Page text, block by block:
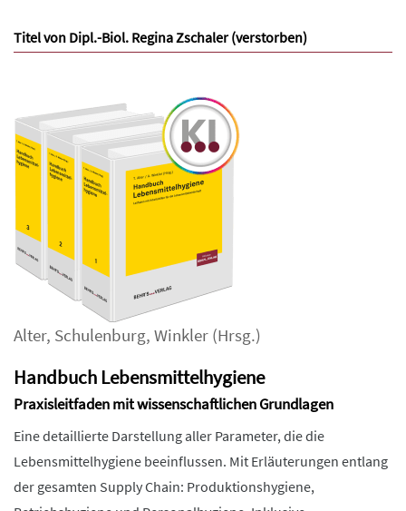
Titel von Dipl.-Biol. Regina Zschaler (verstorben)
Alter, Schulenburg, Winkler (Hrsg.)
Handbuch Lebensmittelhygiene
Praxisleitfaden mit wissenschaftlichen Grundlagen
Eine detaillierte Darstellung aller Parameter, die die
Lebensmittelhygiene beeinflussen. Mit Erläuterungen entlang
der gesamten Supply Chain: Produktionshygiene,